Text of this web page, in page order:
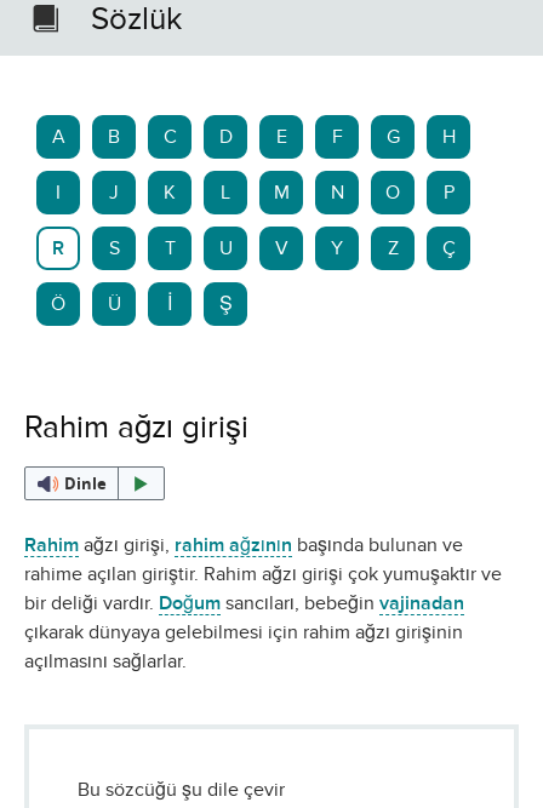
Sözlük
A B C D E F G H
J K L M N O P
R S T U V Y Z Ç
Ö Ü Ş
Rahim ağzı girişi
Dinle
Rahim ağzı girişi, rahim ağzının başında bulunan ve
rahime açılan giriştir. Rahim ağzı girişi çok yumuşaktır ve
bir deliği vardır. Doğum sancıları, bebeğin vajinadan
çıkarak dünyaya gelebilmesi için rahim ağzı girişinin
açılmasını sağlarlar.
Bu sözcüğü şu dile çevir